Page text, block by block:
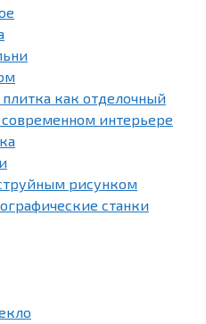
плитка как отделочный
интерьере
рисунком
станки